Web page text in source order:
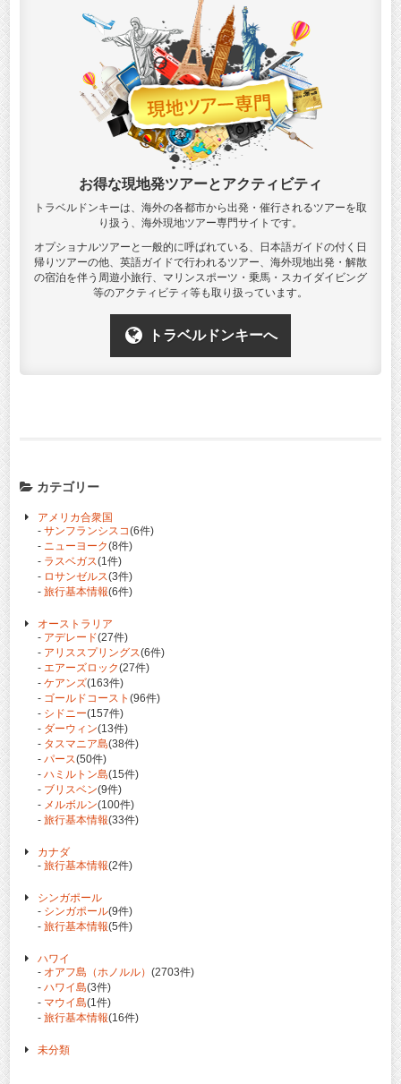
お得な現地発ツアーとアクティビティ
トラベルドンキーは、海外の各都市から出発・催行されるツアーを取
り扱う、海外現地ツアー専門サイトです。
オプショナルツアーと一般的に呼ばれている、日本語ガイドの付く日
帰りツアーの他、英語ガイドで行われるツアー、海外現地出発・解散
の宿泊を伴う周遊小旅行、マリンスポーツ・乗馬・スカイダイビング
等のアクティビティ等も取り扱っています。
トラベルドンキーへ
カテゴリー
アメリカ合衆国
- サンフランシスコ(6件)
- ニューヨーク(8件)
- ラスベガス(1件)
- ロサンゼルス(3件)
- 旅行基本情報(6件)
オーストラリア
- アデレード(27件)
- アリススプリングス(6件)
- エアーズロック(27件)
- ケアンズ(163件)
- ゴールドコースト (96件)
- シドニー(157件)
- ダーウィン(13件)
- タスマニア島(38件)
- パース(50件)
- ハミルトン島(15件)
- ブリスベン(9件)
- メルボルン(100件)
- 旅行基本情報(33件)
カナダ
- 旅行基本情報(2件)
シンガポール
- シンガポール(9件)
- 旅行基本情報(5件)
ハワイ
- オアフ島（ホノルル） (2703件)
- ハワイ島(3件)
- マウイ島(1件)
- 旅行基本情報(16件)
未分類